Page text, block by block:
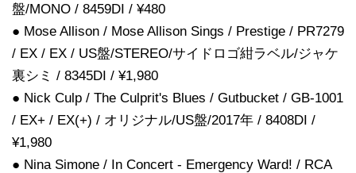
盤/MONO / 8459DI / ¥480
● Mose Allison / Mose Allison Sings / Prestige / PR7279
/ EX / EX / US盤/STEREO/サイドロゴ紺ラベル/ジャケ
裏シミ / 8345DI / ¥1,980
● Nick Culp / The Culprit's Blues / Gutbucket / GB-1001
/ EX+ / EX(+) / オリジナル/US盤/2017年 / 8408DI /
¥1,980
● Nina Simone / In Concert - Emergency Ward! / RCA